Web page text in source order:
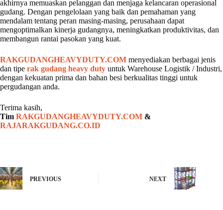
akhirnya memuaskan pelanggan dan menjaga kelancaran operasional
gudang. Dengan pengelolaan yang baik dan pemahaman yang
mendalam tentang peran masing-masing, perusahaan dapat
mengoptimalkan kinerja gudangnya, meningkatkan produktivitas, dan
membangun rantai pasokan yang kuat.
RAKGUDANGHEAVYDUTY.COM menyediakan berbagai jenis
dan tipe rak gudang heavy duty untuk Warehouse Logistik / Industri,
dengan kekuatan prima dan bahan besi berkualitas tinggi untuk
pergudangan anda.
Terima kasih,
Tim RAKGUDANGHEAVYDUTY.COM &
RAJARAKGUDANG.CO.ID
PREVIOUS NEXT